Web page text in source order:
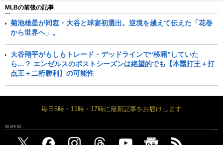
MLBの前後の記事
菊池雄星が同窓・大谷と球宴初選出。逆境を越えて伝えた「花巻
から世界へ」。
大谷翔平がもしもトレード・デッドラインで“移籍”していた
ら…？ エンゼルスのポストシーズンは絶望的でも【本塁打王＋打
点王＋二桁勝利】の可能性
毎日6時・11時・17時に最新記事をお届けします
FOLLOW US